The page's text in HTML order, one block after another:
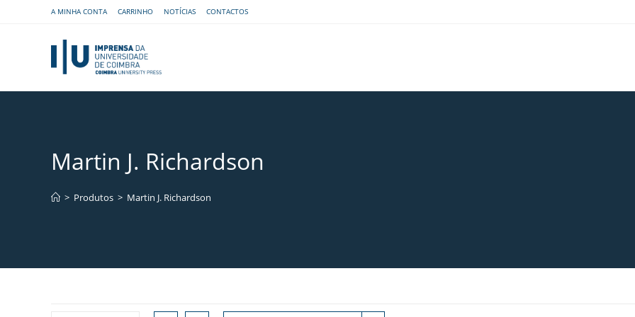
A MINHA CONTA CARRINHO NOTÍCIAS CONTACTOS
Martin J. Richardson
> Produtos > Martin J. Richardson